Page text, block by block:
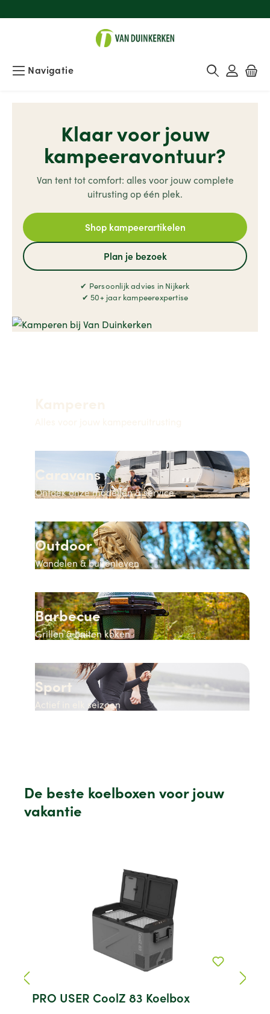
Navigatie
Klaar voor jouw
kampeeravontuur?
Van tent tot comfort: alles voor jouw complete
uitrusting op één plek.
Shop kampeerartikelen
Plan je bezoek
✔ Persoonlijk advies in Nijkerk
✔ 50+ jaar kampeerexpertise
Caravans
Ontdek onze modellen & service
Outdoor
Wandelen & buitenleven
Barbecue
Grillen & buiten koken
Sport
Actief in elk seizoen
De beste koelboxen voor jouw
vakantie
PRO USER CoolZ 83 Koelbox